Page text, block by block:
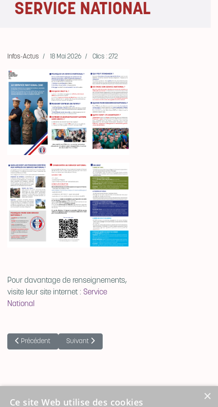
SERVICE NATIONAL
Infos-Actus 18 Mai 2026 Clics : 272
Pour davantage de renseignements,
visite leur site internet : Service
National
Article précédent : BUS SCOLAIRE
Précédent Article suivant : TELEASSITANCE ABRAPA
Suivant
×
Ce site Web utilise des cookies